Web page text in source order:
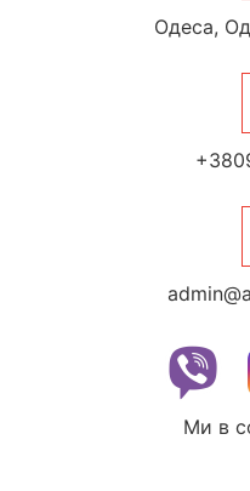
Одеса,
Ми в